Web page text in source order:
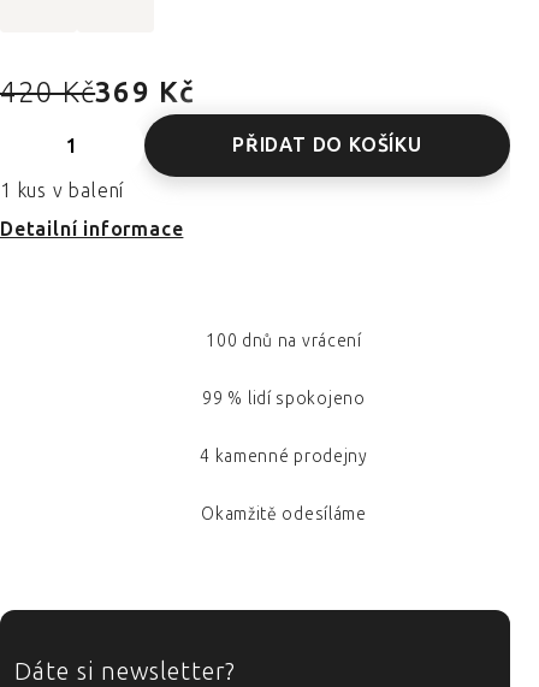
420 Kč369 Kč
PŘIDAT DO KOŠÍKU
1 kus v balení
Detailní informace
100 dnů na vrácení
99 % lidí spokojeno
4 kamenné prodejny
Okamžitě odesíláme
ZÁPATÍ
Dáte si newsletter?